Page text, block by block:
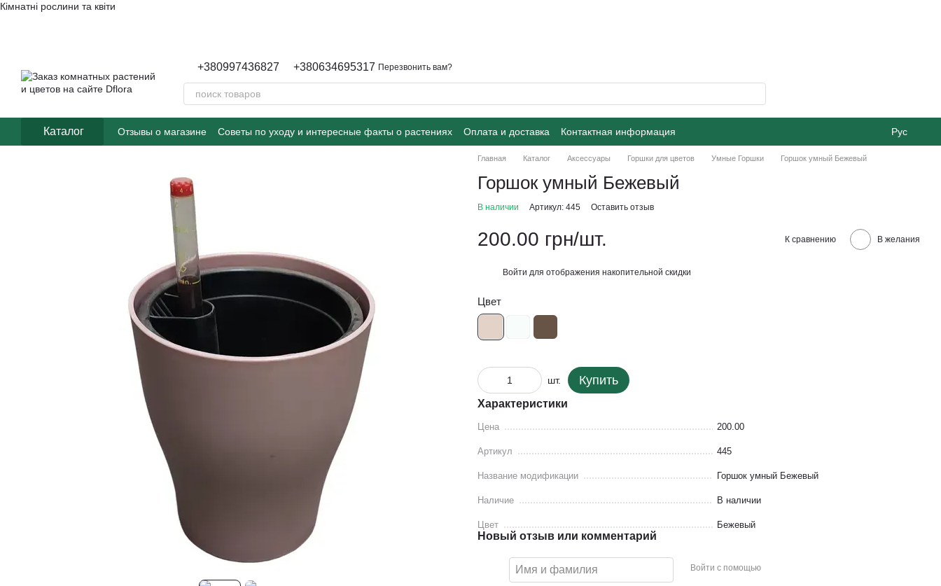
Перейти к основному контенту
Кімнатні рослини та квіти
+380997436827 +380634695317 Перезвонить вам?
Каталог Отзывы о магазине Советы по уходу и интересные факты о растениях Оплата и доставка
Контактная информация
Пользовательское соглашение
Рус
Главная Каталог Аксессуары Горшки для цветов Умные Горшки Горшок умный Бежевый
Горшок умный Бежевый
В наличии Артикул: 445 Оставить отзыв
200.00 грн/шт. К сравнению В желания
Войти для отображения накопительной скидки
Цвет
шт. Купить
Характеристики
Цена 200.00
Артикул 445
Название модификации Горшок умный Бежевый
Наличие В наличии
Цвет Бежевый
Новый отзыв или комментарий
Войти с помощью